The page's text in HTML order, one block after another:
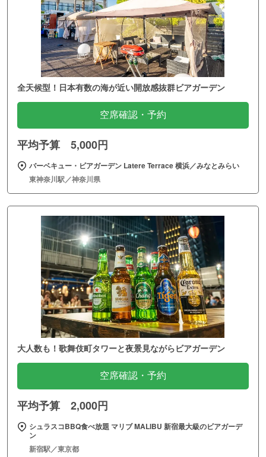
全天候型！日本有数の海が近い開放感抜群ビアガーデン
空席確認・予約
平均予算 5,000円
バーベキュー・ビアガーデン Latere Terrace 横浜／みなとみらい
東神奈川駅／神奈川県
大人数も！歌舞伎町タワーと夜景見ながらビアガーデン
空席確認・予約
平均予算 2,000円
シュラスコBBQ食べ放題 マリブ MALIBU 新宿最大級のビアガーデ
ン
新宿駅／東京都